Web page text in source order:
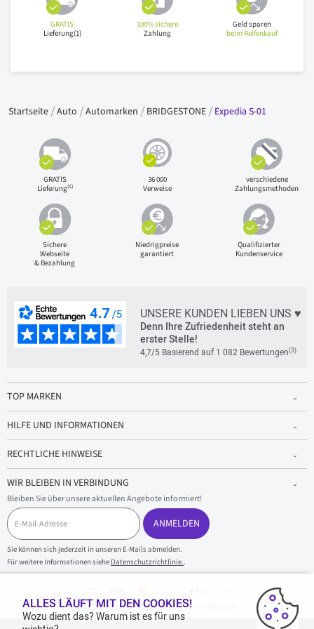
GRATIS
Lieferung(1)
100% sichere
Zahlung
Geld sparen
beim Reifenkauf
Startseite Auto Automarken BRIDGESTONE Expedia S-01
GRATIS
Lieferung(1)
36 000
Verweise
verschiedene
Zahlungsmethoden
Sichere
Webseite
& Bezahlung
Niedrigpreise
garantiert
Qualifizierter
Kundenservice
UNSERE KUNDEN LIEBEN UNS ♥
Denn Ihre Zufriedenheit steht an
erster Stelle!
4,7/5 Basierend auf 1 082 Bewertungen(3)
TOP MARKEN
HILFE UND INFORMATIONEN
RECHTLICHE HINWEISE
WIR BLEIBEN IN VERBINDUNG
Bleiben Sie über unsere aktuellen Angebote informiert!
E
-
M
a
i
l
ANMELDEN
Sie können sich jederzeit in unseren E-Mails abmelden.
Für weitere Informationen siehe Datenschutzrichtlinie..
100 % sicherer Einkauf und sichere Zahlungen
ALLES LÄUFT MIT DEN COOKIES!
Wozu dient das? Warum ist es für uns